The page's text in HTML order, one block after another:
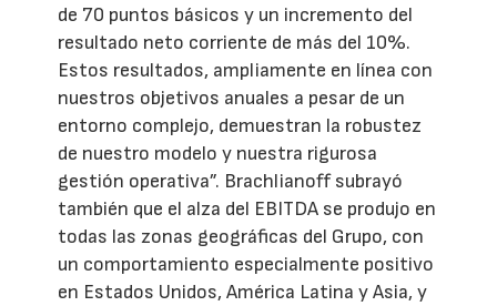
de 70 puntos básicos y un incremento del
resultado neto corriente de más del 10%.
Estos resultados, ampliamente en línea con
nuestros objetivos anuales a pesar de un
entorno complejo, demuestran la robustez
de nuestro modelo y nuestra rigurosa
gestión operativa”. Brachlianoff subrayó
también que el alza del EBITDA se produjo en
todas las zonas geográficas del Grupo, con
un comportamiento especialmente positivo
en Estados Unidos, América Latina y Asia, y